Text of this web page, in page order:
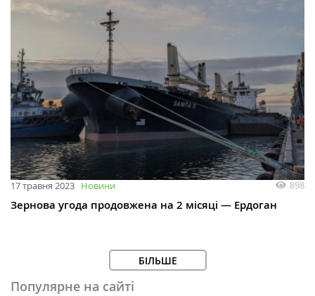
17 травня 2023 Новини 898
Зернова угода продовжена на 2 місяці — Ердоган
БІЛЬШЕ
Популярне на сайті